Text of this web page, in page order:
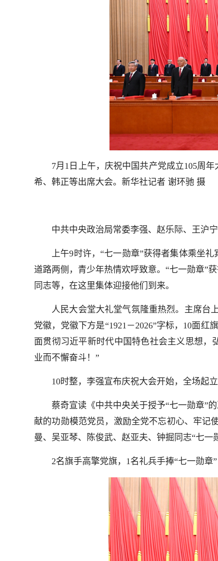
7月1日上午，庆祝中国共产党成立105周年
希、韩正等出席大会。新华社记者 谢环驰 摄
中共中央政治局常委李强、赵乐际、王沪宁
上午9时许，“七一勋章”获得者集体乘坐礼
道路两侧，青少年热情欢呼致意。“七一勋章”
同志等，在这里集体迎接他们到来。
人民大会堂大礼堂气氛隆重热烈。主席台上
党徽，党徽下方是“1921－2026”字标，10面
面贯彻习近平新时代中国特色社会主义思想
业而不懈奋斗！”
10时整，李强宣布庆祝大会开始，全场起
蔡奇宣读《中共中央关于授予“七一勋章”的
献的功勋模范党员，激励全党不忘初心、牢记
曼、吴亚琴、陈俊武、赵亚夫、钟掘同志“七一
2名旗手高擎党旗，1名礼兵手捧“七一勋章”